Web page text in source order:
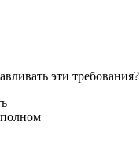
эти требования?